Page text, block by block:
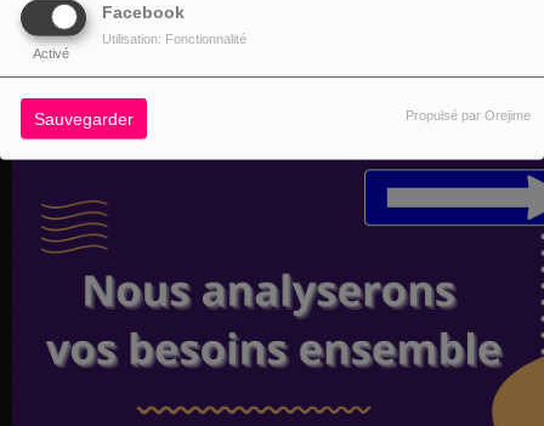
Facebook
Activé
Utilisation: Fonctionnalité
Sauvegarder Propulsé par Orejime